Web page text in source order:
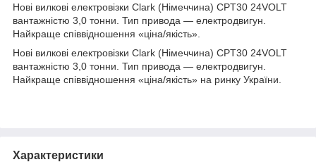
Нові вилкові електровізки Clark (Німеччина) CPT30 24VOLT
вантажністю 3,0 тонни. Тип привода — електродвигун.
Найкраще співвідношення «ціна/якість».
Нові вилкові електровізки Clark (Німеччина) CPT30 24VOLT
вантажністю 3,0 тонни. Тип привода — електродвигун.
Найкраще співвідношення «ціна/якість» на ринку України.
Характеристики